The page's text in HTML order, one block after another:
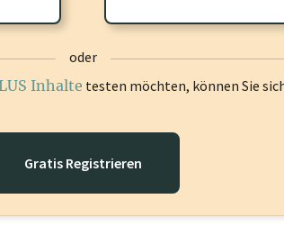
oder
Inhalte testen möchten, können Sie
Gratis Registrieren